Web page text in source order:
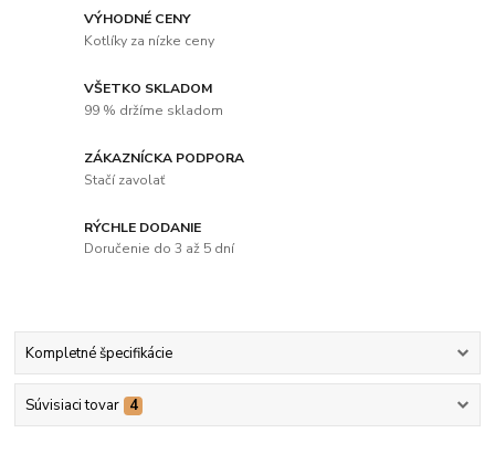
VÝHODNÉ CENY
Kotlíky za nízke ceny
VŠETKO SKLADOM
99 % držíme skladom
ZÁKAZNÍCKA PODPORA
Stačí zavolať
RÝCHLE DODANIE
Doručenie do 3 až 5 dní
Kompletné špecifikácie
Súvisiaci tovar 4